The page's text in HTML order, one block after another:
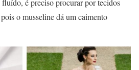
é preciso procurar por tecidos
o musseline dá um caimento